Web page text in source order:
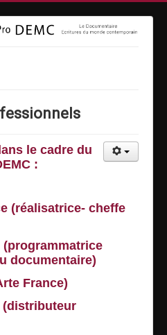
le cadre du
:
(réalisatrice- cheffe
(programmatrice
documentaire)
France)
(distributeur